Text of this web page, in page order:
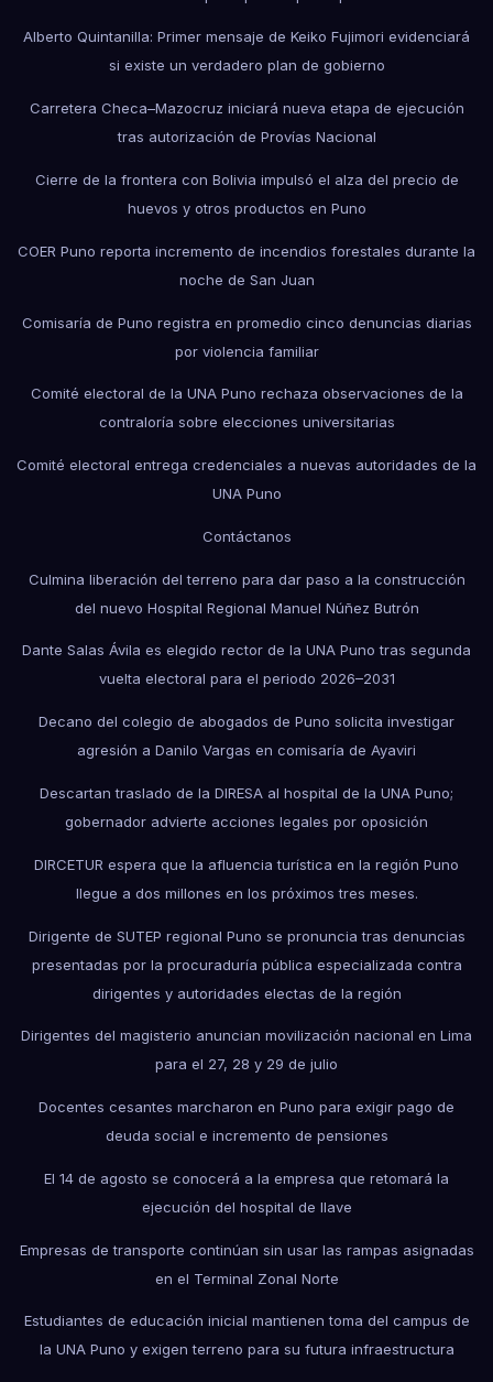
Alberto Quintanilla: Primer mensaje de Keiko Fujimori evidenciará
si existe un verdadero plan de gobierno
Carretera Checa–Mazocruz iniciará nueva etapa de ejecución
tras autorización de Provías Nacional
Cierre de la frontera con Bolivia impulsó el alza del precio de
huevos y otros productos en Puno
COER Puno reporta incremento de incendios forestales durante la
noche de San Juan
Comisaría de Puno registra en promedio cinco denuncias diarias
por violencia familiar
Comité electoral de la UNA Puno rechaza observaciones de la
contraloría sobre elecciones universitarias
Comité electoral entrega credenciales a nuevas autoridades de la
UNA Puno
Contáctanos
Culmina liberación del terreno para dar paso a la construcción
del nuevo Hospital Regional Manuel Núñez Butrón
Dante Salas Ávila es elegido rector de la UNA Puno tras segunda
vuelta electoral para el periodo 2026–2031
Decano del colegio de abogados de Puno solicita investigar
agresión a Danilo Vargas en comisaría de Ayaviri
Descartan traslado de la DIRESA al hospital de la UNA Puno;
gobernador advierte acciones legales por oposición
DIRCETUR espera que la afluencia turística en la región Puno
llegue a dos millones en los próximos tres meses.
Dirigente de SUTEP regional Puno se pronuncia tras denuncias
presentadas por la procuraduría pública especializada contra
dirigentes y autoridades electas de la región
Dirigentes del magisterio anuncian movilización nacional en Lima
para el 27, 28 y 29 de julio
Docentes cesantes marcharon en Puno para exigir pago de
deuda social e incremento de pensiones
El 14 de agosto se conocerá a la empresa que retomará la
ejecución del hospital de Ilave
Empresas de transporte continúan sin usar las rampas asignadas
en el Terminal Zonal Norte
Estudiantes de educación inicial mantienen toma del campus de
la UNA Puno y exigen terreno para su futura infraestructura